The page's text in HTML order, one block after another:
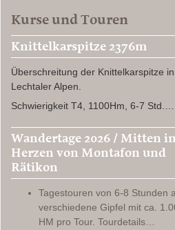
Kurse und Touren
Knittelkarspitze 2376m
Überschreitung der Knittelkarspitze
Lechtaler Alpen.
Schwierigkeit T4, 1100Hm, 6-7 Std.…
Wandertage 2026 / Mitten
Herzen von Montafon und
Rätikon
Tagestouren von 6-8 Stunden
verschiedene Gipfel mit ca.
HM pro Tour. Tourdetails…